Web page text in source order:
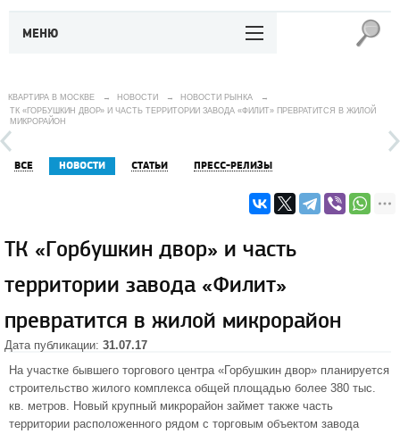
МЕНЮ
КВАРТИРА В МОСКВЕ → НОВОСТИ → НОВОСТИ РЫНКА
→
ТК «ГОРБУШКИН ДВОР» И ЧАСТЬ ТЕРРИТОРИИ ЗАВОДА «ФИЛИТ» ПРЕВРАТИТСЯ В ЖИЛОЙ
МИКРОРАЙОН
ВСЕ НОВОСТИ СТАТЬИ ПРЕСС-РЕЛИЗЫ
ТК «Горбушкин двор» и часть
территории завода «Филит»
превратится в жилой микрорайон
Дата публикации: 31.07.17
На участке бывшего торгового центра «Горбушкин двор» планируется
строительство жилого комплекса общей площадью более 380 тыс.
кв. метров. Новый крупный микрорайон займет также часть
территории расположенного рядом с торговым объектом завода